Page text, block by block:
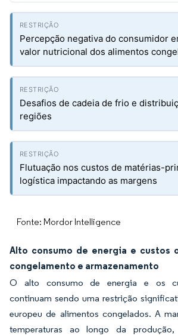
Percepção negativa do consumidor
valor nutricional dos alimentos
Desafios de cadeia de frio e
regiões
Flutuação nos custos de matérias-
logística impactando as margens
Fonte: Mordor Intelligence
Alto consumo de energia e custos
congelamento e armazenamento
O alto consumo de energia e os
continuam sendo uma restrição
europeu de alimentos congelados. A
temperaturas ao longo da produção,